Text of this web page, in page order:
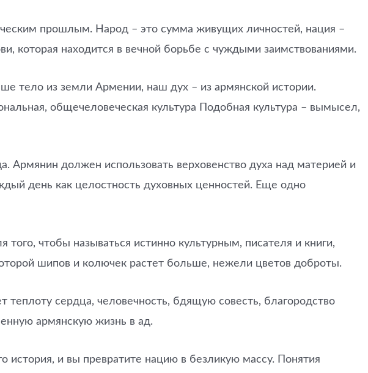
прошлым. Народ – это сумма живущих личностей, нация –
находится в вечной борьбе с чуждыми заимствованиями.
тело из земли Армении, наш дух – из армянской истории.
общечеловеческая культура Подобная культура – вымысел,
Армянин должен использовать верховенство духа над материей и
день как целостность духовных ценностей. Еще одно
чтобы называться истинно культурным, писателя и книги,
шипов и колючек растет больше, нежели цветов доброты.
теплоту сердца, человечность, бдящую совесть, благородство
армянскую жизнь в ад.
история, и вы превратите нацию в безликую массу. Понятия